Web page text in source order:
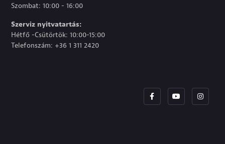
Szombat: 10:00 - 16:00
Szerviz nyitvatartás:
Hétfő -Csütörtök: 10:00-15:00
Telefonszám: +36 1 311 2420